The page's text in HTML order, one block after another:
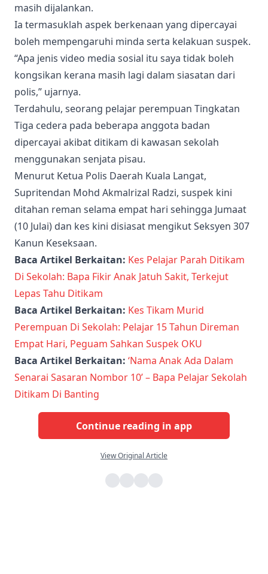
masih dijalankan.
Ia termasuklah aspek berkenaan yang dipercayai
boleh mempengaruhi minda serta kelakuan suspek.
“Apa jenis video media sosial itu saya tidak boleh
kongsikan kerana masih lagi dalam siasatan dari
polis,” ujarnya.
Terdahulu, seorang pelajar perempuan Tingkatan
Tiga cedera pada beberapa anggota badan
dipercayai akibat ditikam di kawasan sekolah
menggunakan senjata pisau.
Menurut Ketua Polis Daerah Kuala Langat,
Supritendan Mohd Akmalrizal Radzi, suspek kini
ditahan reman selama empat hari sehingga Jumaat
(10 Julai) dan kes kini disiasat mengikut Seksyen 307
Kanun Keseksaan.
Baca Artikel Berkaitan: Kes Pelajar Parah Ditikam
Di Sekolah: Bapa Fikir Anak Jatuh Sakit, Terkejut
Lepas Tahu Ditikam
Baca Artikel Berkaitan: Kes Tikam Murid
Perempuan Di Sekolah: Pelajar 15 Tahun Direman
Empat Hari, Peguam Sahkan Suspek OKU
Baca Artikel Berkaitan: ‘Nama Anak Ada Dalam
Senarai Sasaran Nombor 10’ – Bapa Pelajar Sekolah
Ditikam Di Banting
Continue reading in app
View Original Article